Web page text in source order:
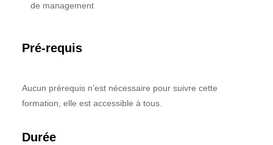
de management
Pré-requis
Aucun prérequis n’est nécessaire pour suivre cette
formation, elle est accessible à tous.
Durée